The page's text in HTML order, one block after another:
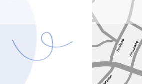
Jede Lebenssituation ist anders –
Ruhestand. Eine persönliche
dass Sie genau die
So riskieren Sie keine
Überversicherung und sparen in